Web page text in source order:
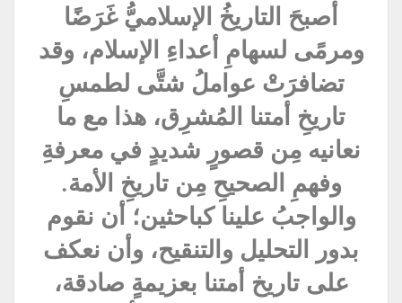
أصبحَ التاريخُ الإسلاميُّ غَرَضًا
ومرمًى لسهامِ أعداءِ الإسلام، وقد
تضافرَتْ عواملُ شتَّى لطمسِ
تاريخِ أمتنا المُشرِق، هذا مع ما
نعانيه مِن قصورٍ شديدٍ في معرفةِ
وفهمِ الصحيحِ مِن تاريخِ الأمة.
والواجبُ علينا كباحثين؛ أن نقوم
بدور التحليل والتنقيح، وأن نعكف
على تاريخ أمتنا بعزيمةٍ صادقة،